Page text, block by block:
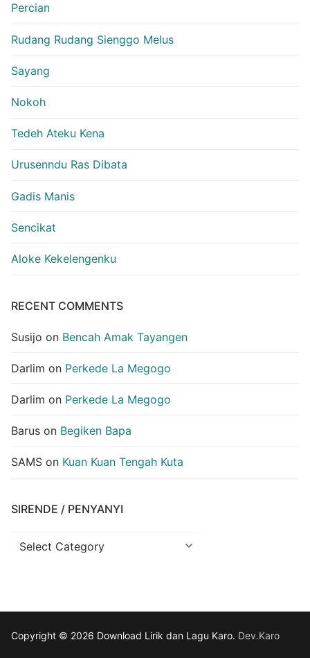
Percian
Rudang Rudang Sienggo Melus
Sayang
Nokoh
Tedeh Ateku Kena
Urusenndu Ras Dibata
Gadis Manis
Sencikat
Aloke Kekelengenku
RECENT COMMENTS
Susijo on Bencah Amak Tayangen
Darlim on Perkede La Megogo
Darlim on Perkede La Megogo
Barus on Begiken Bapa
SAMS on Kuan Kuan Tengah Kuta
SIRENDE / PENYANYI
Sirende
Copyright © 2026 Download Lirik dan Lagu Karo. Dev.Karo